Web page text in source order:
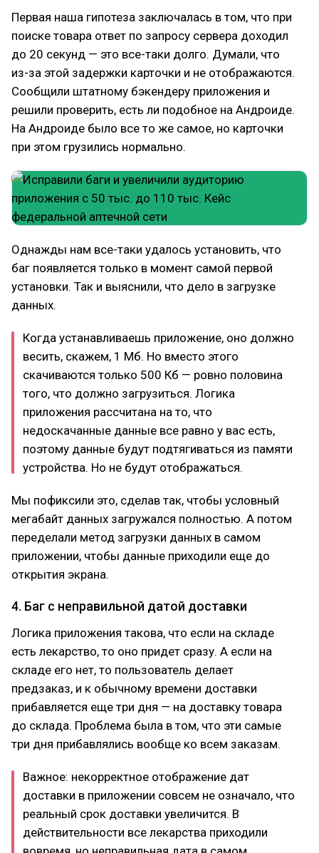
Первая наша гипотеза заключалась в том, что при
поиске товара ответ по запросу сервера доходил
до 20 секунд — это все-таки долго. Думали, что
из-за этой задержки карточки и не отображаются.
Сообщили штатному бэкендеру приложения и
решили проверить, есть ли подобное на Андроиде.
На Андроиде было все то же самое, но карточки
при этом грузились нормально.
Однажды нам все-таки удалось установить, что
баг появляется только в момент самой первой
установки. Так и выяснили, что дело в загрузке
данных.
Когда устанавливаешь приложение, оно должно
весить, скажем, 1 Мб. Но вместо этого
скачиваются только 500 Кб — ровно половина
того, что должно загрузиться. Логика
приложения рассчитана на то, что
недоскачанные данные все равно у вас есть,
поэтому данные будут подтягиваться из памяти
устройства. Но не будут отображаться.
Мы пофиксили это, сделав так, чтобы условный
мегабайт данных загружался полностью. А потом
переделали метод загрузки данных в самом
приложении, чтобы данные приходили еще до
открытия экрана.
4. Баг с неправильной датой доставки
Логика приложения такова, что если на складе
есть лекарство, то оно придет сразу. А если на
складе его нет, то пользователь делает
предзаказ, и к обычному времени доставки
прибавляется еще три дня — на доставку товара
до склада. Проблема была в том, что эти самые
три дня прибавлялись вообще ко всем заказам.
Важное: некорректное отображение дат
доставки в приложении совсем не означало, что
реальный срок доставки увеличится. В
действительности все лекарства приходили